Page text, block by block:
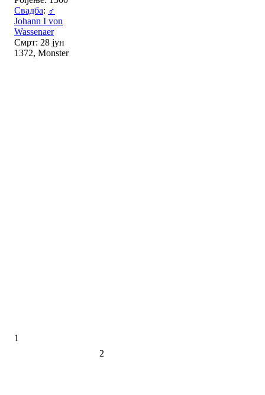
Свадба: ♂
Johann I von
Wassenaer
Смрт: 28 јун
1372, Monster
1
2